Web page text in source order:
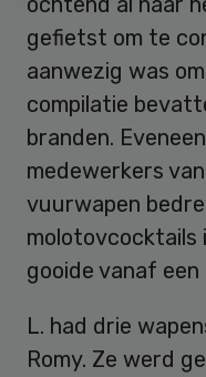
gefietst om te
aanwezig was
compilatie
branden.
medewerkers
vuurwapen
gooide vanaf
L. had drie
Romy. Ze werd